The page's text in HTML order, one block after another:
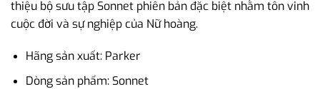
thiệu bộ sưu tập Sonnet phiên bản đặc biệt nhằm tôn vinh
cuộc đời và sự nghiệp của Nữ hoàng.
Hãng sản xuất: Parker
Dòng sản phẩm: Sonnet